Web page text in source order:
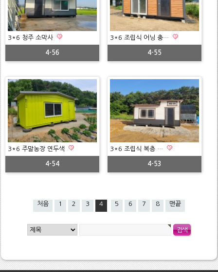
3*6 청주 소막사
4-56
3*6 조립식 어닝 충…
4-55
3*6 주말농장 연두색
4-54
3*6 조립식 복층 …
4-53
처음 1 2 3 4 5 6 7 8 맨끝